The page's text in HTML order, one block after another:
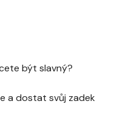
být slavný?
a dostat svůj zadek